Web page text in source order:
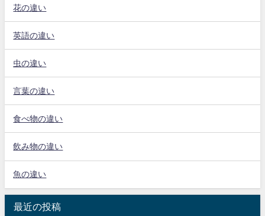
花の違い
英語の違い
虫の違い
言葉の違い
食べ物の違い
飲み物の違い
魚の違い
最近の投稿